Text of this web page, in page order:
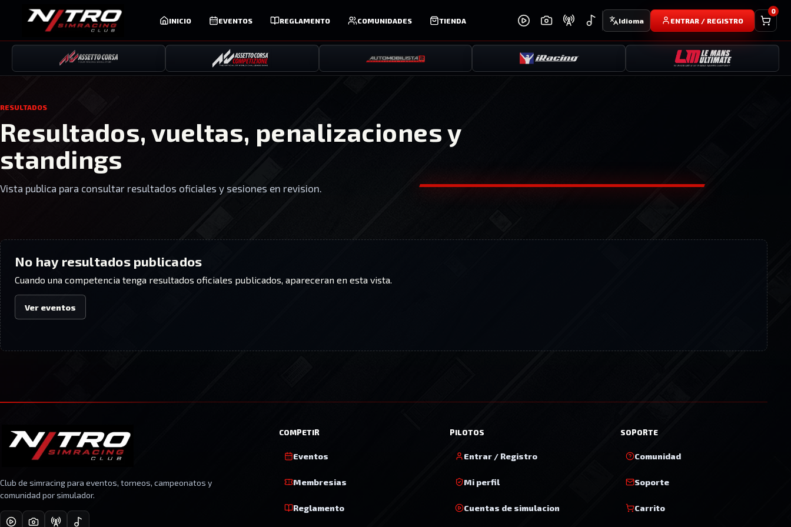
INICIO EVENTOS REGLAMENTO COMUNIDADES TIENDA Idioma ENTRAR / REGISTRO
0
RESULTADOS
Resultados, vueltas, penalizaciones y
standings
Vista publica para consultar resultados oficiales y sesiones en revision.
No hay resultados publicados
Cuando una competencia tenga resultados oficiales publicados, apareceran en esta vista.
Ver eventos
Club de simracing para eventos, torneos, campeonatos y
comunidad por simulador.
COMPETIR
Eventos
Membresias
Reglamento
PILOTOS
Entrar / Registro
Mi perfil
Cuentas de simulacion
SOPORTE
Comunidad
Soporte
Carrito